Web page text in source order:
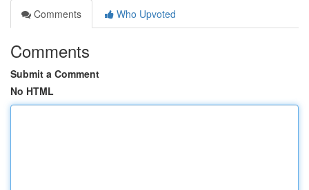
Comments
Who Upvoted
Comments
Submit a Comment
No HTML